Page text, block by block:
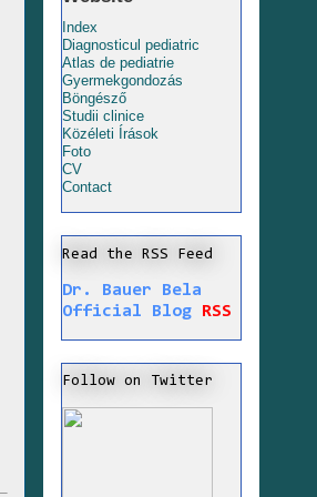
Index
Diagnosticul pediatric
Atlas de pediatrie
Gyermekgondozás
Böngésző
Studii clinice
Közéleti Írások
Foto
CV
Contact
Read the RSS Feed
Dr. Bauer Bela
Official Blog
RSS
Follow on Twitter